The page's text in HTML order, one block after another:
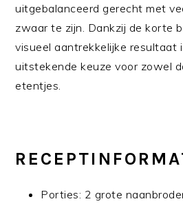
uitgebalanceerd gerecht met
zwaar te zijn. Dankzij de korte
visueel aantrekkelijke resultaat
uitstekende keuze voor zowel
etentjes.
Porties: 2 grote